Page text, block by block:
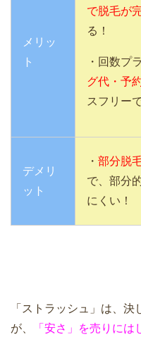
メリッ
ト
で脱毛が
る！
・回数プ
グ代・予
スフリー
デメリ
ット
・ 部分脱
で、部分
にくい！
「ストラッシュ」は、
が、
「安さ」を売りには